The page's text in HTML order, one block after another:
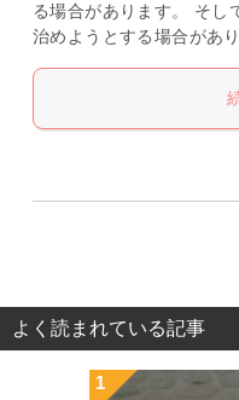
る場合があります。 そし
治めようとする場合があり
よく読まれている記事